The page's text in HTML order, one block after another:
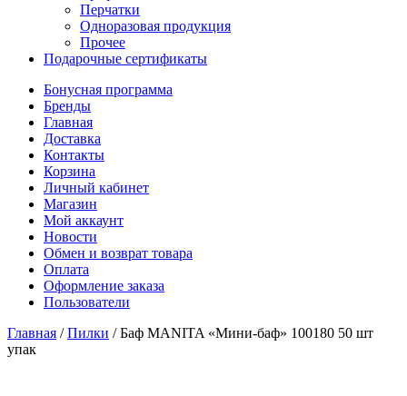
Перчатки
Одноразовая продукция
Прочее
Подарочные сертификаты
Бонусная программа
Бренды
Главная
Доставка
Контакты
Корзина
Личный кабинет
Магазин
Мой аккаунт
Новости
Обмен и возврат товара
Оплата
Оформление заказа
Пользователи
Главная /Пилки /Баф MANITA «Мини-баф» 100180 50 шт
упак